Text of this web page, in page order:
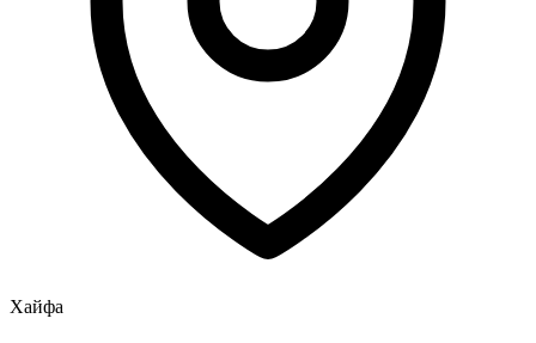
Хайфа